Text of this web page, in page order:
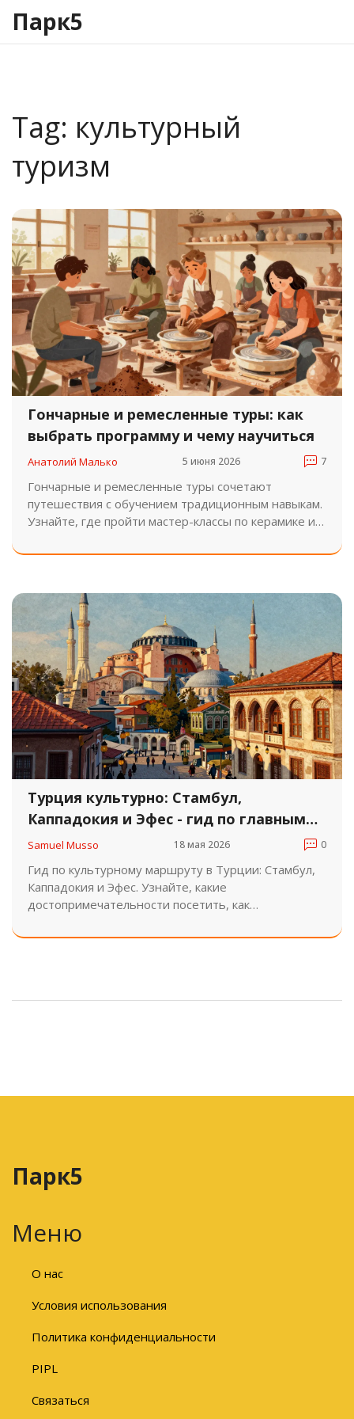
Парк5
Tag: культурный
туризм
Гончарные и ремесленные туры: как
выбрать программу и чему научиться
Анатолий Малько 5 июня 2026 7
Гончарные и ремесленные туры сочетают
путешествия с обучением традиционным навыкам.
Узнайте, где пройти мастер-классы по керамике и
это стоит и как выбрать программу.
Турция культурно: Стамбул,
Каппадокия и Эфес - гид по главным
достопримечательностям
Samuel Musso 18 мая 2026 0
Гид по культурному маршруту в Турции: Стамбул,
Каппадокия и Эфес. Узнайте, какие
достопримечательности посетить, как
для поездки.
Парк5
Меню
О нас
Условия использования
Политика конфиденциальности
PIPL
Связаться